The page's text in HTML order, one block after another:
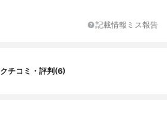
記載情報ミス報告
クチコミ・評判(6)